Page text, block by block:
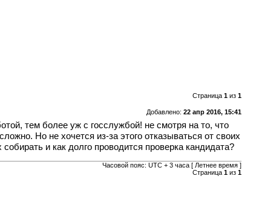
Страница 1из 1
Добавлено: 22 апр 2016, 15:41
тем более уж с госслужбой! не смотря на то, что
Но не хочется из-за этого отказываться от своих
и как долго проводится проверка кандидата?
Часовой пояс: UTC + 3 часа [ Летнее время ]
Страница 1из 1